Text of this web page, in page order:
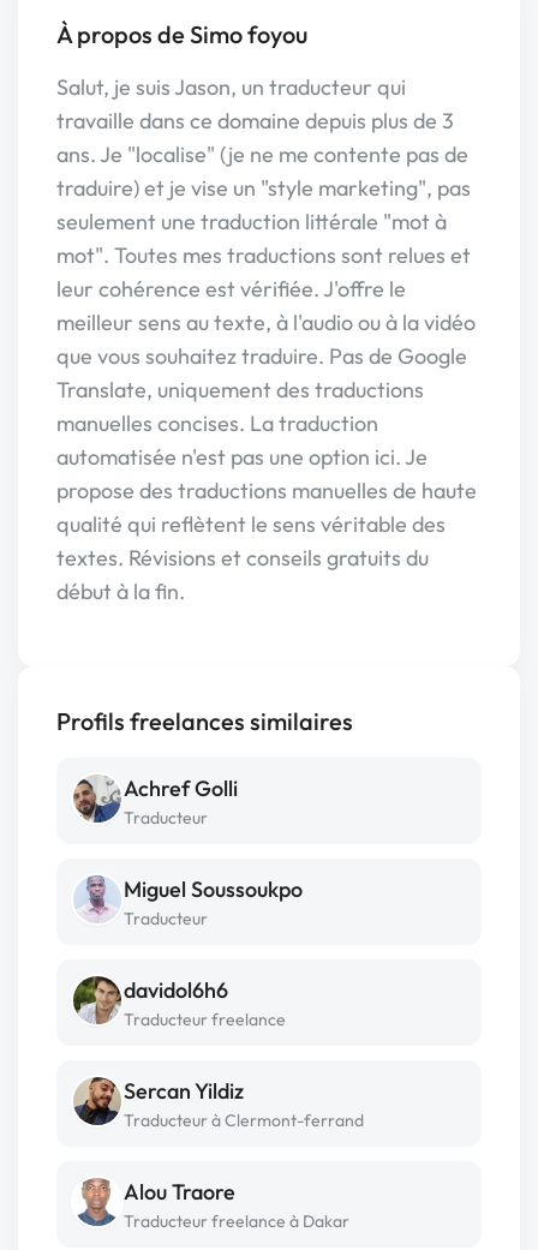
À propos de Simo foyou
Salut, je suis Jason, un traducteur qui
travaille dans ce domaine depuis plus de 3
ans. Je "localise" (je ne me contente pas de
traduire) et je vise un "style marketing", pas
seulement une traduction littérale "mot à
mot". Toutes mes traductions sont relues et
leur cohérence est vérifiée. J'offre le
meilleur sens au texte, à l'audio ou à la vidéo
que vous souhaitez traduire. Pas de Google
Translate, uniquement des traductions
manuelles concises. La traduction
automatisée n'est pas une option ici. Je
propose des traductions manuelles de haute
qualité qui reflètent le sens véritable des
textes. Révisions et conseils gratuits du
début à la fin.
Profils freelances similaires
Achref Golli
Traducteur
Miguel Soussoukpo
Traducteur
davidol6h6
Traducteur freelance
Sercan Yildiz
Traducteur à Clermont-ferrand
Alou Traore
Traducteur freelance à Dakar